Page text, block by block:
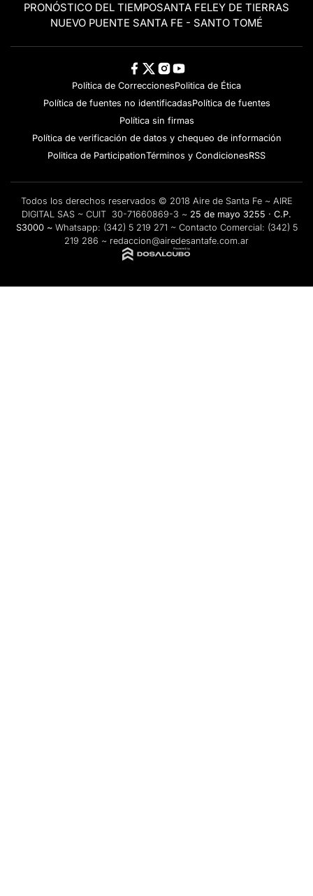
PRONÓSTICO DEL TIEMPOSANTA FELEY DE TIERRAS
NUEVO PUENTE SANTA FE - SANTO TOMÉ
Política de CorreccionesPolitica de Ética
Política de fuentes no identificadasPolítica de fuentes
Política sin firmas
Política de verificación de datos y chequeo de información
Politica de ParticipationTérminos y CondicionesRSS
Todos los derechos reservados © 2018 Aire de Santa Fe ~ AIRE
DIGITAL SAS ~ CUIT 30-71660869-3 ~ 25 de mayo 3255 · C.P.
S3000 ~ Whatsapp: (342) 5 219 271 ~ Contacto Comercial: (342) 5
219 286 ~ redaccion@airedesantafe.com.ar